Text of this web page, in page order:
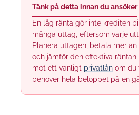
Tänk på detta innan du ansöker
En låg ränta gör inte krediten
många uttag, eftersom varje
Planera uttagen, betala mer
och jämför den effektiva räntan
mot ett vanligt privatlån om du
behöver hela beloppet på en